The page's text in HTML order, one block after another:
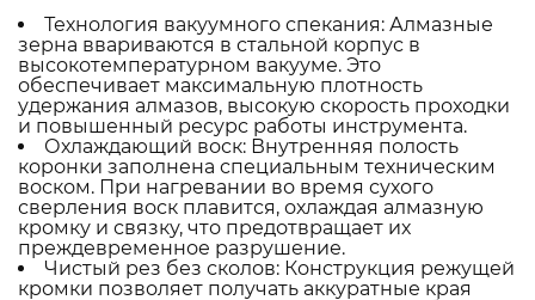
Технология вакуумного спекания: Алмазные
зерна ввариваются в стальной корпус в
высокотемпературном вакууме. Это
обеспечивает максимальную плотность
удержания алмазов, высокую скорость проходки
и повышенный ресурс работы инструмента.
Охлаждающий воск: Внутренняя полость
коронки заполнена специальным техническим
воском. При нагревании во время сухого
сверления воск плавится, охлаждая алмазную
кромку и связку, что предотвращает их
преждевременное разрушение.
Чистый рез без сколов: Конструкция режущей
кромки позволяет получать аккуратные края